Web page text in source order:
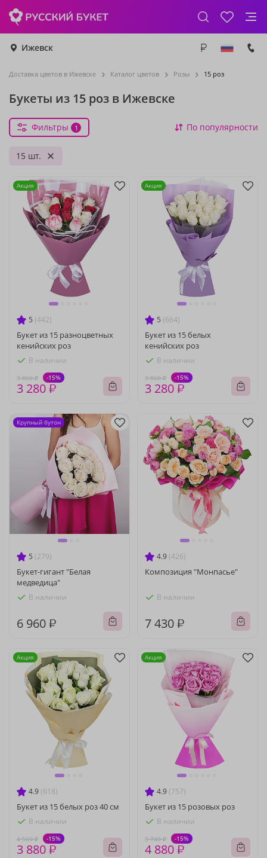
Ижевск
Доставка цветов в Ижевске Каталог цветов Розы 15 роз
Букеты из 15 роз в Ижевске
Фильтры 1 По популярности
15 шт.
5 (442)
Букет из 15 разноцветных
кенийских роз
В наличии
3 860 ₽ -15%
3 280 ₽
Акция
5 (664)
Букет из 15 белых
кенийских роз
В наличии
3 860 ₽ -15%
3 280 ₽
Акция
5 (279)
Букет-гигант "Белая
медведица"
В наличии
6 960 ₽
Крупный бутон
4.9 (426)
Композиция "Монпасье"
В наличии
7 430 ₽
4.9 (618)
Букет из 15 белых роз 40 см
В наличии
4 560 ₽ -15%
3 880 ₽
Акция
4.9 (757)
Букет из 15 розовых роз
В наличии
5 740 ₽ -15%
4 880 ₽
Акция